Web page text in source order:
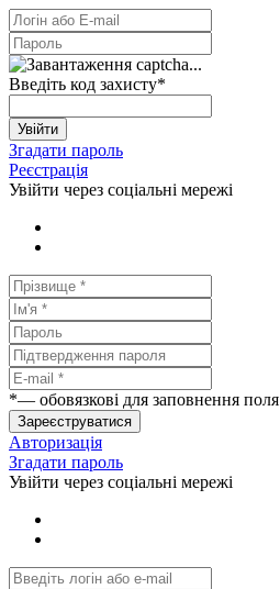
Введіть код захисту*
Увійти
Згадати пароль
Реєстрація
Увійти через соціальні мережі
*— обовязкові для заповнення поля
Зареєструватися
Авторизація
Згадати пароль
Увійти через соціальні мережі